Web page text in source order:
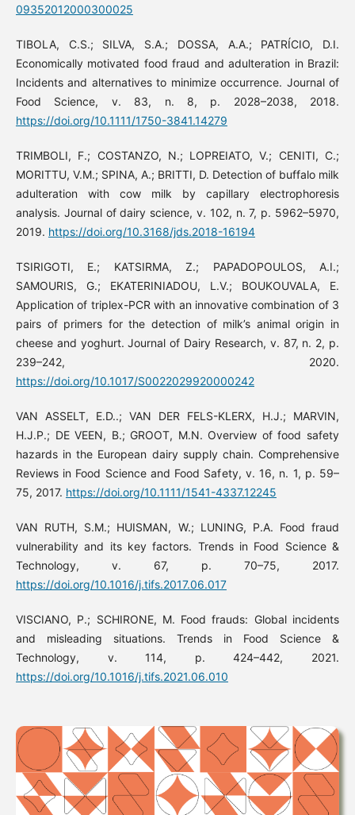
09352012000300025
TIBOLA, C.S.; SILVA, S.A.; DOSSA, A.A.; PATRÍCIO, D.I.
Economically motivated food fraud and adulteration in Brazil:
Incidents and alternatives to minimize occurrence. Journal of
Food Science, v. 83, n. 8, p. 2028–2038, 2018.
https://doi.org/10.1111/1750-3841.14279
TRIMBOLI, F.; COSTANZO, N.; LOPREIATO, V.; CENITI, C.;
MORITTU, V.M.; SPINA, A.; BRITTI, D. Detection of buffalo milk
adulteration with cow milk by capillary electrophoresis
analysis. Journal of dairy science, v. 102, n. 7, p. 5962–5970,
2019. https://doi.org/10.3168/jds.2018-16194
TSIRIGOTI, E.; KATSIRMA, Z.; PAPADOPOULOS, A.I.;
SAMOURIS, G.; EKATERINIADOU, L.V.; BOUKOUVALA, E.
Application of triplex-PCR with an innovative combination of 3
pairs of primers for the detection of milk’s animal origin in
cheese and yoghurt. Journal of Dairy Research, v. 87, n. 2, p.
239–242, 2020.
https://doi.org/10.1017/S0022029920000242
VAN ASSELT, E.D..; VAN DER FELS-KLERX, H.J.; MARVIN,
H.J.P.; DE VEEN, B.; GROOT, M.N. Overview of food safety
hazards in the European dairy supply chain. Comprehensive
Reviews in Food Science and Food Safety, v. 16, n. 1, p. 59–
75, 2017. https://doi.org/10.1111/1541-4337.12245
VAN RUTH, S.M.; HUISMAN, W.; LUNING, P.A. Food fraud
vulnerability and its key factors. Trends in Food Science &
Technology, v. 67, p. 70–75, 2017.
https://doi.org/10.1016/j.tifs.2017.06.017
VISCIANO, P.; SCHIRONE, M. Food frauds: Global incidents
and misleading situations. Trends in Food Science &
Technology, v. 114, p. 424–442, 2021.
https://doi.org/10.1016/j.tifs.2021.06.010